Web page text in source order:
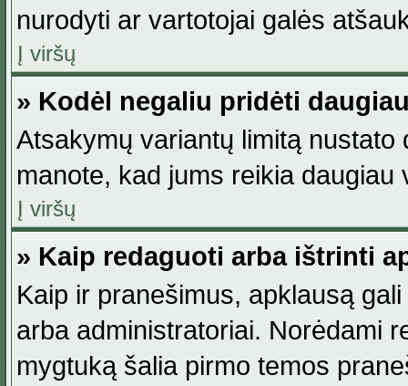
nurodyti ar vartotojai galės
Į viršų
» Kodėl negaliu pridėti
Atsakymų variantų limitą
manote, kad jums reikia daugiau
Į viršų
» Kaip redaguoti arba ištrinti
Kaip ir pranešimus, apklausą
arba administratoriai. Norėdami
mygtuką šalia pirmo temos